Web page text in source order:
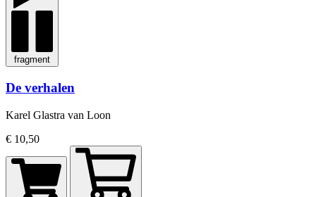
fragment
De verhalen
Karel Glastra van Loon
€ 10,50